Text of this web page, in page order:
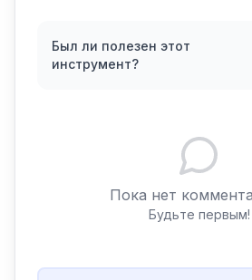
Был ли полезен этот
инструмент?
Пока нет
Будьте первым!